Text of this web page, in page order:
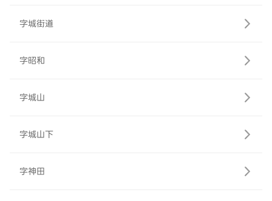
字城街道
字昭和
字城山
字城山下
字神田